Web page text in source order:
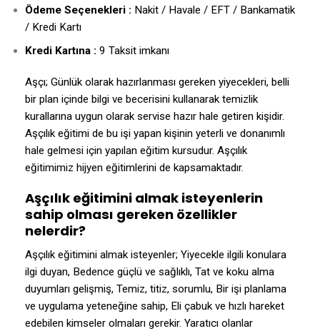
Ödeme Seçenekleri : Nakit / Havale / EFT / Bankamatik
/ Kredi Kartı
Kredi Kartına : 9 Taksit imkanı
Aşçı; Günlük olarak hazırlanması gereken yiyecekleri, belli
bir plan içinde bilgi ve becerisini kullanarak temizlik
kurallarına uygun olarak servise hazır hale getiren kişidir.
Aşçılık eğitimi de bu işi yapan kişinin yeterli ve donanımlı
hale gelmesi için yapılan eğitim kursudur. Aşçılık
eğitimimiz hijyen eğitimlerini de kapsamaktadır.
Aşçılık eğitimini almak isteyenlerin
sahip olması gereken özellikler
nelerdir?
Aşçılık eğitimini almak isteyenler; Yiyecekle ilgili konulara
ilgi duyan, Bedence güçlü ve sağlıklı, Tat ve koku alma
duyumları gelişmiş, Temiz, titiz, sorumlu, Bir işi planlama
ve uygulama yeteneğine sahip, Eli çabuk ve hızlı hareket
edebilen kimseler olmaları gerekir. Yaratıcı olanlar